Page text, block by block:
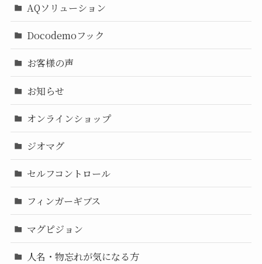
AQソリューション
Docodemoフック
お客様の声
お知らせ
オンラインショップ
ジオマグ
セルフコントロール
フィンガーギブス
マグピジョン
人名・物忘れが気になる方